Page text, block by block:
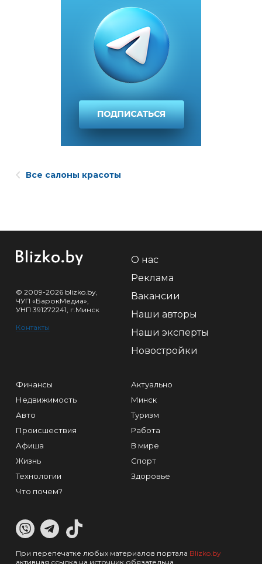
Все салоны красоты
© 2009-2026 blizko.by,
ЧУП «БарокМедиа»,
УНП 391272241, г.Минск
Контакты
О нас
Реклама
Вакансии
Наши авторы
Наши эксперты
Новостройки
Финансы
Недвижимость
Авто
Происшествия
Афиша
Жизнь
Технологии
Что почем?
Актуально
Минск
Туризм
Работа
В мире
Спорт
Здоровье
При перепечатке любых материалов портала Blizko.by
активная ссылка на источник обязательна